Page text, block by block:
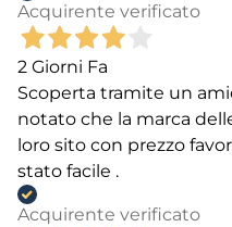
Acquirente verificato
2 Giorni Fa
Scoperta tramite un
notato che la marca
loro sito con prezzo
stato facile .
Acquirente verificato